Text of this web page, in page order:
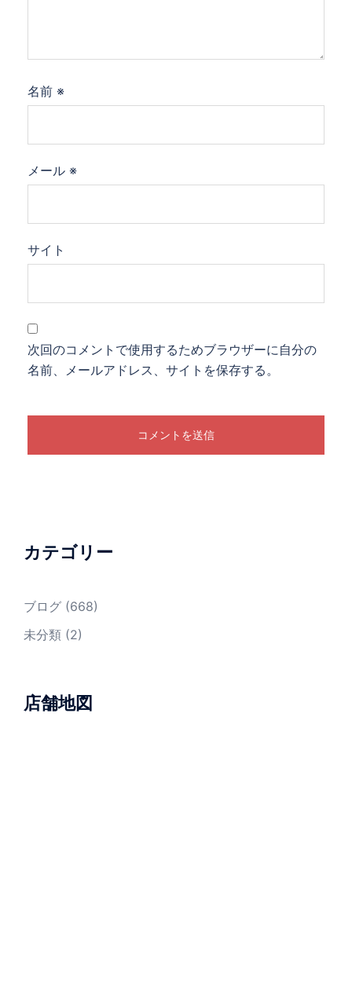
名前 ※
メール ※
サイト
次回のコメントで使用するためブラウザーに自分の
名前、メールアドレス、サイトを保存する。
カテゴリー
ブログ (668)
未分類 (2)
店舗地図